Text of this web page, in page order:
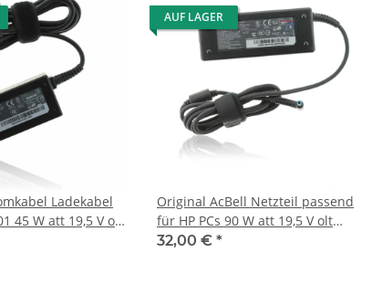
Ladekabel
45 W att 19,5 V olt
AUF LAGER
Original AcBell Netzteil passend
für HP PCs 90 W att 19,5 V olt
4,62 A mpere
32,00 € *